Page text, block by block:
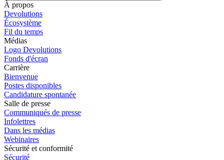
À propos
Devolutions
Écosystème
Fil du temps
Médias
Logo Devolutions
Fonds d'écran
Carrière
Bienvenue
Postes disponibles
Candidature spontanée
Salle de presse
Communiqués de presse
Infolettres
Dans les médias
Webinaires
Sécurité et conformité
Sécurité